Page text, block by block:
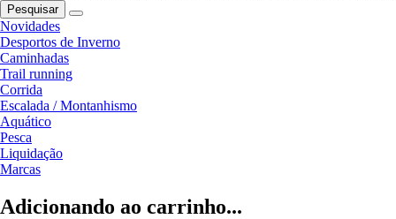
Pesquisar
Novidades
Desportos de Inverno
Caminhadas
Trail running
Corrida
Escalada / Montanhismo
Aquático
Pesca
Liquidação
Marcas
Adicionando ao carrinho...